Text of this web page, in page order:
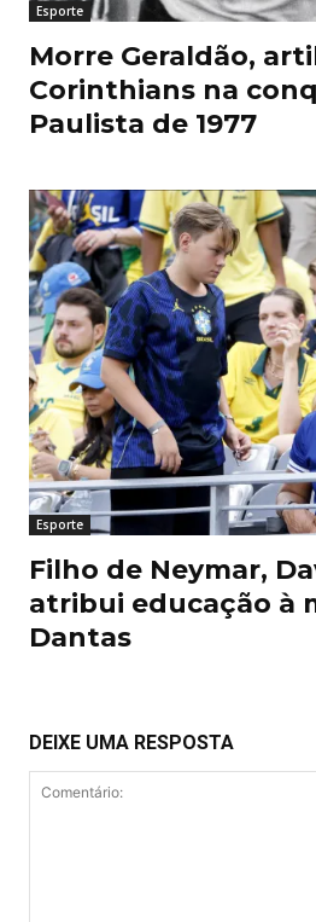
Esporte
Morre Geraldão,
Corinthians na
Paulista de 1977
Esporte
Filho de Neymar,
atribui educação à
Dantas
DEIXE UMA RESPOSTA